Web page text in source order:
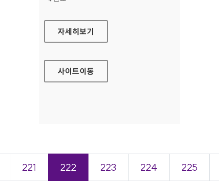
의성군청 홈페이지
자세히보기
사이트이동
221 222 223 224 225